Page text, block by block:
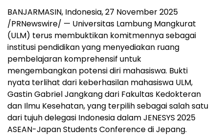
BANJARMASIN, Indonesia,27 November 2025
/PRNewswire/ — Universitas Lambung Mangkurat
(ULM) terus membuktikan komitmennya sebagai
institusi pendidikan yang menyediakan ruang
pembelajaran komprehensif untuk
mengembangkan potensi diri mahasiswa. Bukti
nyata terlihat dari keberhasilan mahasiswa ULM,
Gastin Gabriel Jangkang dari Fakultas Kedokteran
dan Ilmu Kesehatan, yang terpilih sebagai salah satu
dari tujuh delegasi Indonesiadalam JENESYS 2025
ASEAN-Japan Students Conference di Jepang.